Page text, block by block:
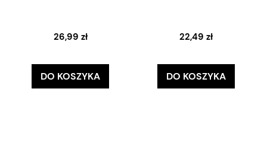
26,99 zł
DO KOSZYKA
22,49 zł
DO KOSZYKA